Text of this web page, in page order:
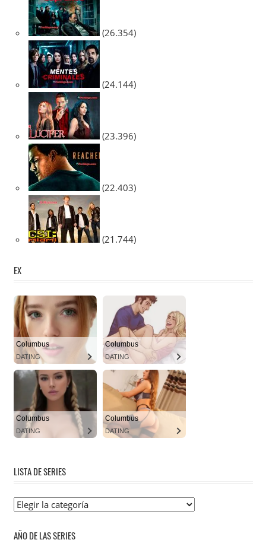
(26.354)
(24.144)
(23.396)
(22.403)
(21.744)
EX
LISTA DE SERIES
Lista
Series
AÑO DE LAS SERIES